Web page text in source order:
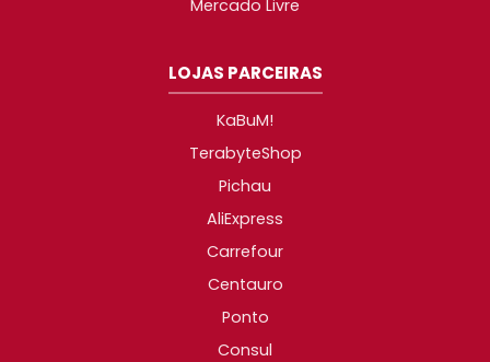
Mercado Livre
LOJAS PARCEIRAS
KaBuM!
TerabyteShop
Pichau
AliExpress
Carrefour
Centauro
Ponto
Consul